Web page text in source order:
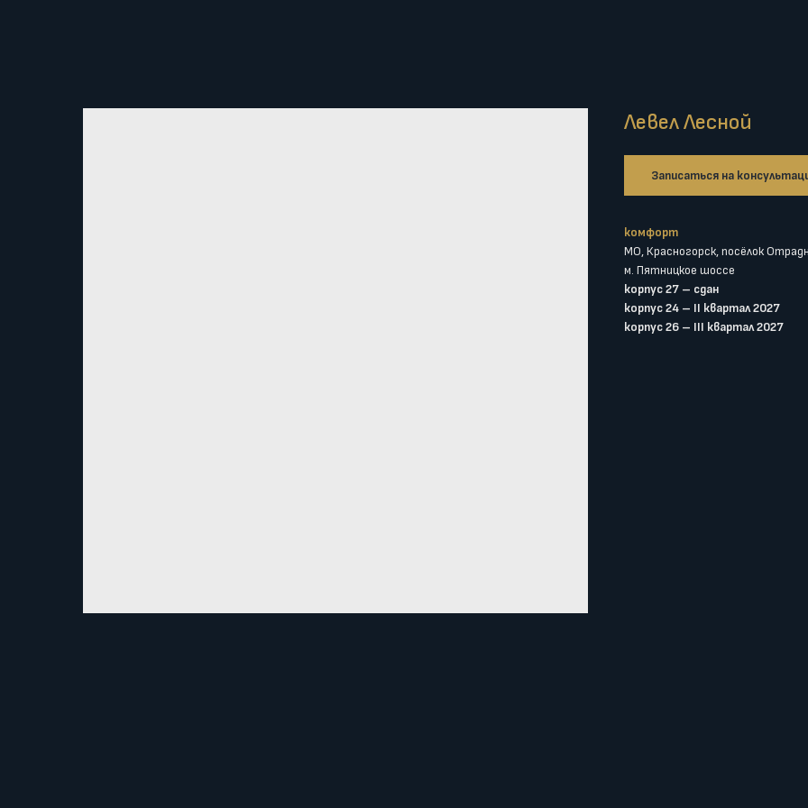
Левел Лесной
Записаться на
комфорт
МО, Красногорск, посёлок
м. Пятницкое шоссе
корпус 27 – сдан
корпус 24 – II квартал 2027
корпус 26 – III квартал 2027